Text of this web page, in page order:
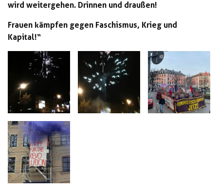
wird weitergehen. Drinnen und draußen!
Frauen kämpfen gegen Faschismus, Krieg und
Kapital!“